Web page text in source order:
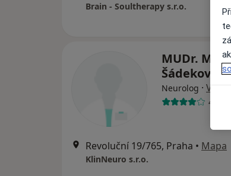
Brain - Soultherapy s.r.o.
MUDr.
Šádeková
Neurolog · Více
4
Revoluční 19/765, Praha • Mapa
KlinNeuro s.r.o.